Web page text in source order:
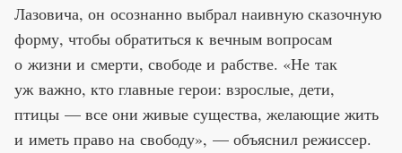
Лазовича, он осознанно выбрал наивную сказочную
форму, чтобы обратиться к вечным вопросам
о жизни и смерти, свободе и рабстве. «Не так
уж важно, кто главные герои: взрослые, дети,
птицы — все они живые существа, желающие жить
и иметь право на свободу», — объяснил режиссер.